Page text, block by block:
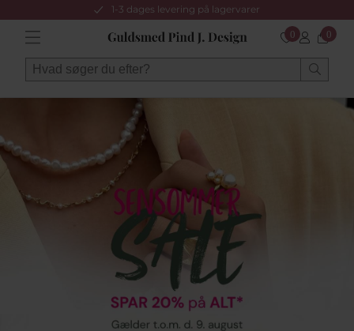
1-3 dages levering på lagervarer
0 0